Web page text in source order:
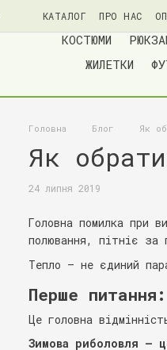
КАТАЛОГ ПРО НАС
ПОЛІТИКА
КОСТЮМИ
ЖИЛЕТКИ
Головна Блог Як
Як
24 липня 2019
Головна помилка при
полювання, пітніє за
Тепло — не єдиний
Перше
Це головна
Зимова риболовля —